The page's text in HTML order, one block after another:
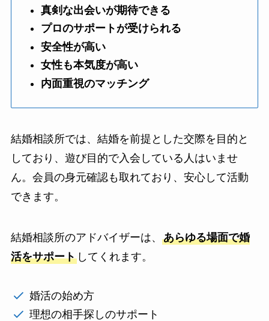
真剣な出会いが期待できる
プロのサポートが受けられる
安全性が高い
女性も本気度が高い
内面重視のマッチング
結婚相談所では、結婚を前提とした交際を目的と
しており、遊び目的で入会している人はいませ
ん。会員の身元確認も取れており、安心して活動
できます。
結婚相談所のアドバイザーは、 あらゆる場面で婚
活をサポートしてくれます。
婚活の始め方
理想の相手探しのサポート